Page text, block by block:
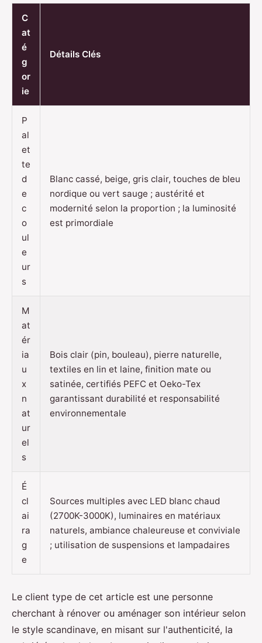
C
at
é
g
or
ie
Détails Clés
P
al
et
te
d
e
c
o
ul
e
ur
s
Blanc cassé, beige, gris clair, touches de bleu
nordique ou vert sauge ; austérité et
modernité selon la proportion ; la luminosité
est primordiale
M
at
ér
ia
u
x
n
at
ur
el
s
Bois clair (pin, bouleau), pierre naturelle,
textiles en lin et laine, finition mate ou
satinée, certifiés PEFC et Oeko-Tex
garantissant durabilité et responsabilité
environnementale
É
cl
ai
ra
g
e
Sources multiples avec LED blanc chaud
(2700K-3000K), luminaires en matériaux
naturels, ambiance chaleureuse et conviviale
; utilisation de suspensions et lampadaires
Le client type de cet article est une personne
cherchant à rénover ou aménager son intérieur selon
le style scandinave, en misant sur l'authenticité, la